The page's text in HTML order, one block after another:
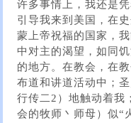
许多事情上，我还是
引导我来到美国，在
蒙上帝祝福的国家，
中对主的渴望，如同
的地方。在教会，在
布道和讲道活动中；
行传二2）地触动着我
会的牧师丶师母）似“